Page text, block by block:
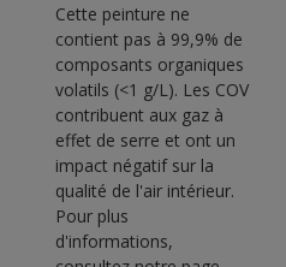
Cette peinture ne
contient pas à 99,9% de
composants organiques
volatils (<1 g/L). Les COV
contribuent aux gaz à
effet de serre et ont un
impact négatif sur la
qualité de l'air intérieur.
Pour plus
d'informations,